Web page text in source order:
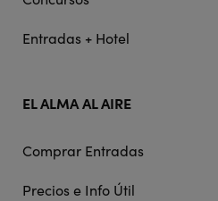
Entradas + Hotel
EL ALMA AL AIRE
Comprar Entradas
Precios e Info Útil